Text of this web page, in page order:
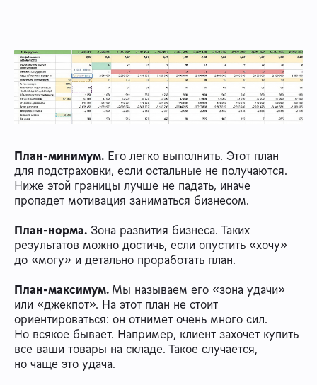
План-минимум. Его легко выполнить. Этот план
для подстраховки, если остальные не получаются.
Ниже этой границы лучше не падать, иначе
пропадет мотивация заниматься бизнесом.
План-норма. Зона развития бизнеса. Таких
результатов можно достичь, если опустить «хочу»
до «могу» и детально проработать план.
План-максимум. Мы называем его «зона удачи»
или «джекпот». На этот план не стоит
ориентироваться: он отнимет очень много сил.
Но всякое бывает. Например, клиент захочет купить
все ваши товары на складе. Такое случается,
но чаще это удача.